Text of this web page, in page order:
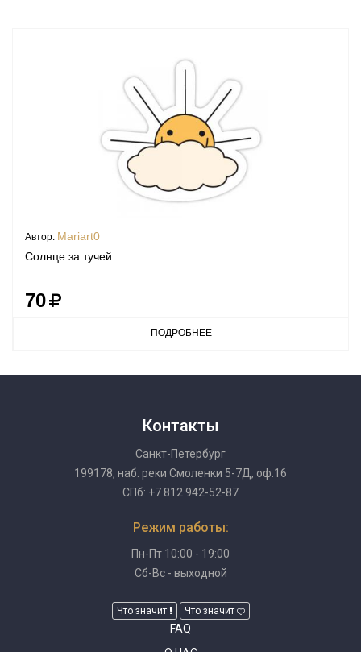
Автор: Mariart0
Солнце за тучей
70
ПОДРОБНЕЕ
Контакты
Санкт-Петербург
199178, наб. реки Смоленки 5-7Д, оф.16
СПб: +7 812 942-52-87
Режим работы:
Пн-Пт 10:00 - 19:00
Сб-Вс - выходной
Что значит Что значит
FAQ